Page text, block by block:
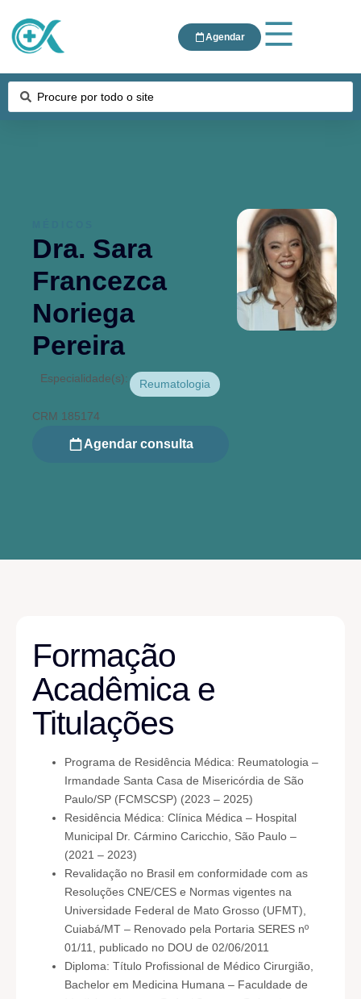
Agendar
Dra. Sara
Francezca
Noriega
Pereira
Especialidade(s): Reumatologia
CRM 185174
Agendar consulta
Formação
Acadêmica e
Titulações
Programa de Residência Médica: Reumatologia –
Irmandade Santa Casa de Misericórdia de São
Paulo/SP (FCMSCSP) (2023 – 2025)
Residência Médica: Clínica Médica – Hospital
Municipal Dr. Cármino Caricchio, São Paulo –
(2021 – 2023)
Revalidação no Brasil em conformidade com as
Resoluções CNE/CES e Normas vigentes na
Universidade Federal de Mato Grosso (UFMT),
Cuiabá/MT – Renovado pela Portaria SERES nº
01/11, publicado no DOU de 02/06/2011
Diploma: Título Profissional de Médico Cirurgião,
Bachelor em Medicina Humana – Faculdade de